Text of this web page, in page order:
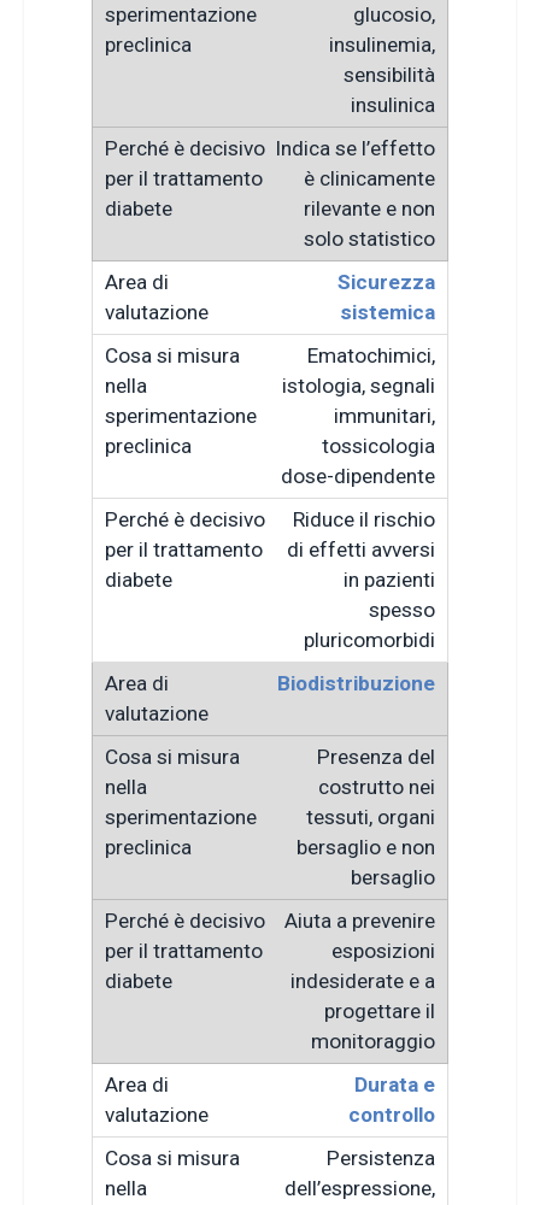
glucosio,
insulinemia,
sensibilità
insulinica
Indica se l’effetto
è clinicamente
rilevante e non
solo statistico
Sicurezza
sistemica
Ematochimici,
istologia, segnali
immunitari,
tossicologia
dose-dipendente
Riduce il rischio
di effetti avversi
in pazienti
spesso
pluricomorbidi
Biodistribuzione
Presenza del
costrutto nei
tessuti, organi
bersaglio e non
bersaglio
Aiuta a prevenire
esposizioni
indesiderate e a
progettare il
monitoraggio
Durata e
controllo
Persistenza
dell’espressione,